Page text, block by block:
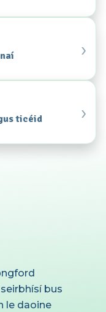
›
ticéid ›
bus
le daoine